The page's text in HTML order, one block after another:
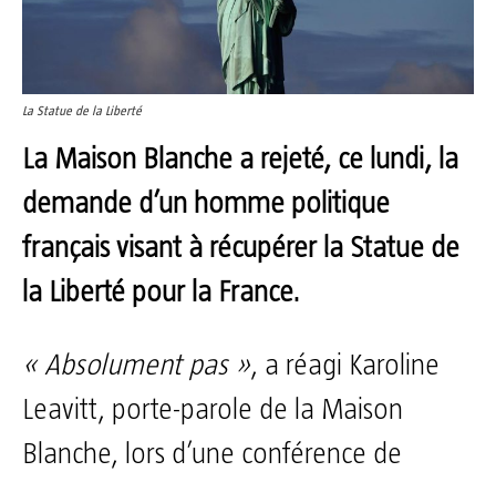
La Statue de la Liberté
La Maison Blanche a rejeté, ce lundi, la
demande d’un homme politique
français visant à récupérer la Statue de
la Liberté pour la France.
« Absolument pas », a réagi Karoline
Leavitt, porte-parole de la Maison
Blanche, lors d’une conférence de